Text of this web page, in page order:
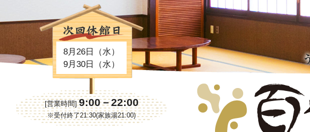
8月26日（水）
9月30日（水）
[営業時間]9:00－22:00
※受付終了21:30(家族湯21:00)